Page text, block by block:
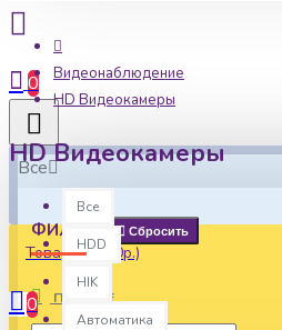
0
Все
Все
HDD
HIK
Автоматика
Товаров: 0 (0р.)
0
Видеонаблюдение
HD Видеокамеры
HD Видеокамеры
ФИЛЬТР Сбросить
ПО ЦЕНЕ